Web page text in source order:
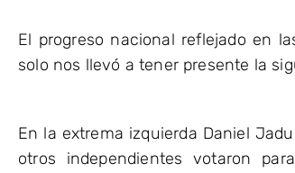
El progreso nacional reflejado en
solo nos llevó a tener presente la
En la extrema izquierda Daniel
otros independientes votaron